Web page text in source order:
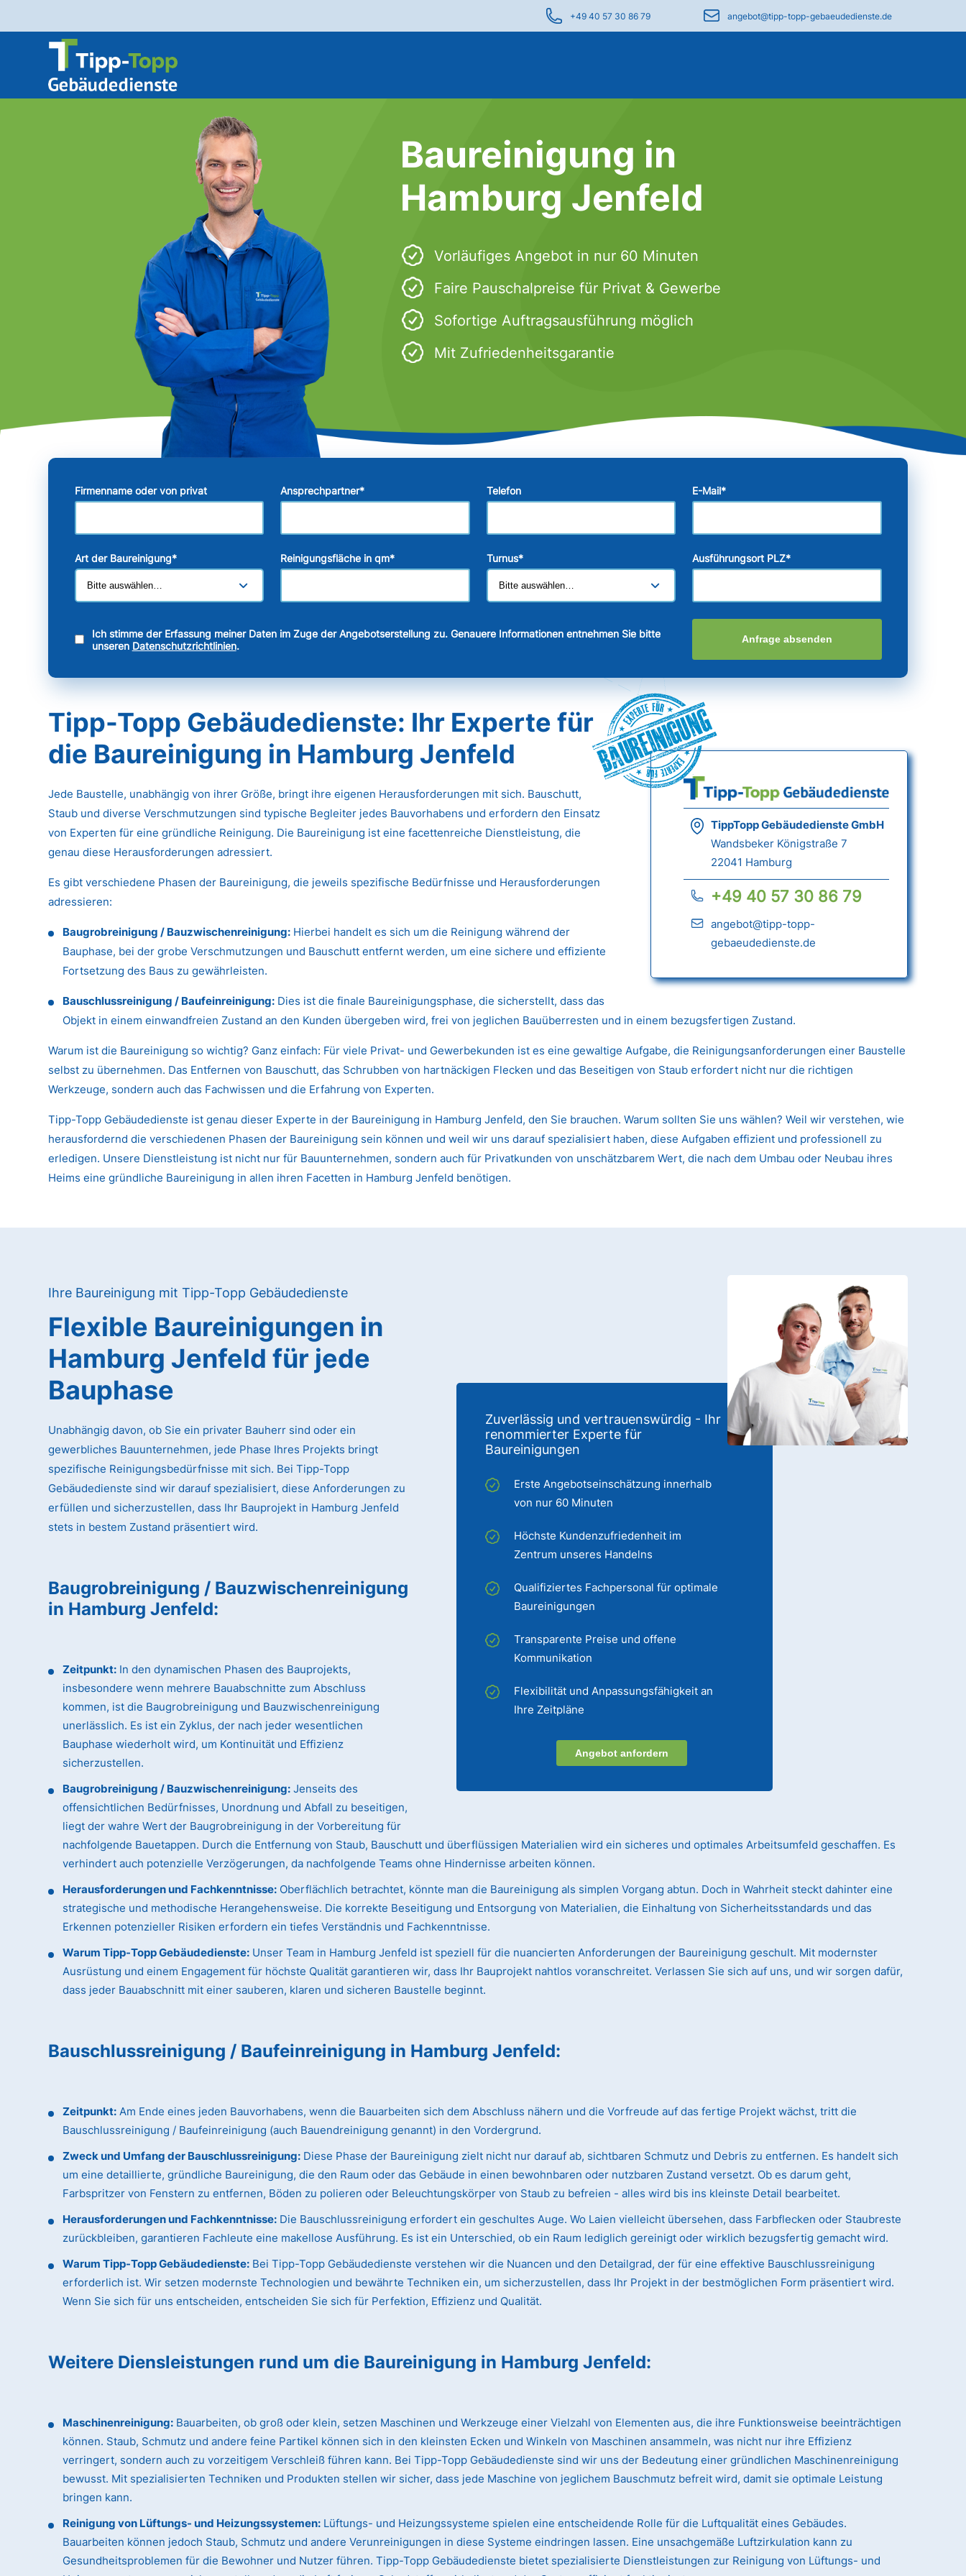
+49 40 57 30 86 79 angebot@tipp-topp-gebaeudedienste.de
Baureinigung in
Hamburg Jenfeld
Vorläufiges Angebot in nur 60 Minuten
Faire Pauschalpreise für Privat & Gewerbe
Sofortige Auftragsausführung möglich
Mit Zufriedenheitsgarantie
Firmenname oder von privat Ansprechpartner* Telefon E-Mail*
Art der Baureinigung* Reinigungsfläche in qm* Turnus* Ausführungsort PLZ*
Ich stimme der Erfassung meiner Daten im Zuge der Angebotserstellung zu. Genauere Informationen entnehmen Sie bitte
unseren Datenschutzrichtlinien.
Anfrage absenden
Tipp-Topp Gebäudedienste: Ihr Experte für
die Baureinigung in Hamburg Jenfeld
Baureinigung
TippTopp Gebäudedienste GmbH
Wandsbeker Königstraße 7
22041 Hamburg
+49 40 57 30 86 79
angebot@tipp-topp-
gebaeudedienste.de
Jede Baustelle, unabhängig von ihrer Größe, bringt ihre eigenen Herausforderungen mit sich. Bauschutt,
Staub und diverse Verschmutzungen sind typische Begleiter jedes Bauvorhabens und erfordern den Einsatz
von Experten für eine gründliche Reinigung. Die Baureinigung ist eine facettenreiche Dienstleistung, die
genau diese Herausforderungen adressiert.
Es gibt verschiedene Phasen der Baureinigung, die jeweils spezifische Bedürfnisse und Herausforderungen
adressieren:
Baugrobreinigung / Bauzwischenreinigung: Hierbei handelt es sich um die Reinigung während der
Bauphase, bei der grobe Verschmutzungen und Bauschutt entfernt werden, um eine sichere und effiziente
Fortsetzung des Baus zu gewährleisten.
Bauschlussreinigung / Baufeinreinigung: Dies ist die finale Baureinigungsphase, die sicherstellt, dass das
Objekt in einem einwandfreien Zustand an den Kunden übergeben wird, frei von jeglichen Bauüberresten und in einem bezugsfertigen Zustand.
Warum ist die Baureinigung so wichtig? Ganz einfach: Für viele Privat- und Gewerbekunden ist es eine gewaltige Aufgabe, die Reinigungsanforderungen einer Baustelle
selbst zu übernehmen. Das Entfernen von Bauschutt, das Schrubben von hartnäckigen Flecken und das Beseitigen von Staub erfordert nicht nur die richtigen
Werkzeuge, sondern auch das Fachwissen und die Erfahrung von Experten.
Tipp-Topp Gebäudedienste ist genau dieser Experte in der Baureinigung in Hamburg Jenfeld, den Sie brauchen. Warum sollten Sie uns wählen? Weil wir verstehen, wie
herausfordernd die verschiedenen Phasen der Baureinigung sein können und weil wir uns darauf spezialisiert haben, diese Aufgaben effizient und professionell zu
erledigen. Unsere Dienstleistung ist nicht nur für Bauunternehmen, sondern auch für Privatkunden von unschätzbarem Wert, die nach dem Umbau oder Neubau ihres
Heims eine gründliche Baureinigung in allen ihren Facetten in Hamburg Jenfeld benötigen.
Ihre Baureinigung mit Tipp-Topp Gebäudedienste
Zuverlässig und vertrauenswürdig - Ihr
renommierter Experte für
Baureinigungen
Erste Angebotseinschätzung innerhalb
von nur 60 Minuten
Höchste Kundenzufriedenheit im
Zentrum unseres Handelns
Qualifiziertes Fachpersonal für optimale
Baureinigungen
Transparente Preise und offene
Kommunikation
Flexibilität und Anpassungsfähigkeit an
Ihre Zeitpläne
Angebot anfordern
Flexible Baureinigungen in
Hamburg Jenfeldfür jede
Bauphase
Unabhängig davon, ob Sie ein privater Bauherr sind oder ein
gewerbliches Bauunternehmen, jede Phase Ihres Projekts bringt
spezifische Reinigungsbedürfnisse mit sich. Bei Tipp-Topp
Gebäudedienste sind wir darauf spezialisiert, diese Anforderungen zu
erfüllen und sicherzustellen, dass Ihr Bauprojekt in Hamburg Jenfeld
stets in bestem Zustand präsentiert wird.
Baugrobreinigung / Bauzwischenreinigung
in Hamburg Jenfeld:
Zeitpunkt: In den dynamischen Phasen des Bauprojekts,
insbesondere wenn mehrere Bauabschnitte zum Abschluss
kommen, ist die Baugrobreinigung und Bauzwischenreinigung
unerlässlich. Es ist ein Zyklus, der nach jeder wesentlichen
Bauphase wiederholt wird, um Kontinuität und Effizienz
sicherzustellen.
Baugrobreinigung / Bauzwischenreinigung: Jenseits des
offensichtlichen Bedürfnisses, Unordnung und Abfall zu beseitigen,
liegt der wahre Wert der Baugrobreinigung in der Vorbereitung für
nachfolgende Bauetappen. Durch die Entfernung von Staub, Bauschutt und überflüssigen Materialien wird ein sicheres und optimales Arbeitsumfeld geschaffen. Es
verhindert auch potenzielle Verzögerungen, da nachfolgende Teams ohne Hindernisse arbeiten können.
Herausforderungen und Fachkenntnisse: Oberflächlich betrachtet, könnte man die Baureinigung als simplen Vorgang abtun. Doch in Wahrheit steckt dahinter eine
strategische und methodische Herangehensweise. Die korrekte Beseitigung und Entsorgung von Materialien, die Einhaltung von Sicherheitsstandards und das
Erkennen potenzieller Risiken erfordern ein tiefes Verständnis und Fachkenntnisse.
Warum Tipp-Topp Gebäudedienste: Unser Team in Hamburg Jenfeld ist speziell für die nuancierten Anforderungen der Baureinigung geschult. Mit modernster
Ausrüstung und einem Engagement für höchste Qualität garantieren wir, dass Ihr Bauprojekt nahtlos voranschreitet. Verlassen Sie sich auf uns, und wir sorgen dafür,
dass jeder Bauabschnitt mit einer sauberen, klaren und sicheren Baustelle beginnt.
Bauschlussreinigung / Baufeinreinigung in Hamburg Jenfeld:
Zeitpunkt: Am Ende eines jeden Bauvorhabens, wenn die Bauarbeiten sich dem Abschluss nähern und die Vorfreude auf das fertige Projekt wächst, tritt die
Bauschlussreinigung / Baufeinreinigung (auch Bauendreinigung genannt) in den Vordergrund.
Zweck und Umfang der Bauschlussreinigung: Diese Phase der Baureinigung zielt nicht nur darauf ab, sichtbaren Schmutz und Debris zu entfernen. Es handelt sich
um eine detaillierte, gründliche Baureinigung, die den Raum oder das Gebäude in einen bewohnbaren oder nutzbaren Zustand versetzt. Ob es darum geht,
Farbspritzer von Fenstern zu entfernen, Böden zu polieren oder Beleuchtungskörper von Staub zu befreien - alles wird bis ins kleinste Detail bearbeitet.
Herausforderungen und Fachkenntnisse: Die Bauschlussreinigung erfordert ein geschultes Auge. Wo Laien vielleicht übersehen, dass Farbflecken oder Staubreste
zurückbleiben, garantieren Fachleute eine makellose Ausführung. Es ist ein Unterschied, ob ein Raum lediglich gereinigt oder wirklich bezugsfertig gemacht wird.
Warum Tipp-Topp Gebäudedienste: Bei Tipp-Topp Gebäudedienste verstehen wir die Nuancen und den Detailgrad, der für eine effektive Bauschlussreinigung
erforderlich ist. Wir setzen modernste Technologien und bewährte Techniken ein, um sicherzustellen, dass Ihr Projekt in der bestmöglichen Form präsentiert wird.
Wenn Sie sich für uns entscheiden, entscheiden Sie sich für Perfektion, Effizienz und Qualität.
Weitere Diensleistungen rund um die Baureinigung in Hamburg Jenfeld:
Maschinenreinigung: Bauarbeiten, ob groß oder klein, setzen Maschinen und Werkzeuge einer Vielzahl von Elementen aus, die ihre Funktionsweise beeinträchtigen
können. Staub, Schmutz und andere feine Partikel können sich in den kleinsten Ecken und Winkeln von Maschinen ansammeln, was nicht nur ihre Effizienz
verringert, sondern auch zu vorzeitigem Verschleiß führen kann. Bei Tipp-Topp Gebäudedienste sind wir uns der Bedeutung einer gründlichen Maschinenreinigung
bewusst. Mit spezialisierten Techniken und Produkten stellen wir sicher, dass jede Maschine von jeglichem Bauschmutz befreit wird, damit sie optimale Leistung
bringen kann.
Reinigung von Lüftungs- und Heizungssystemen: Lüftungs- und Heizungssysteme spielen eine entscheidende Rolle für die Luftqualität eines Gebäudes.
Bauarbeiten können jedoch Staub, Schmutz und andere Verunreinigungen in diese Systeme eindringen lassen. Eine unsachgemäße Luftzirkulation kann zu
Gesundheitsproblemen für die Bewohner und Nutzer führen. Tipp-Topp Gebäudedienste bietet spezialisierte Dienstleistungen zur Reinigung von Lüftungs- und